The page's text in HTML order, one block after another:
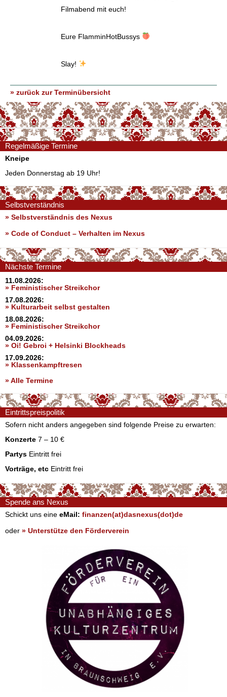
Filmabend mit euch!
Eure FlamminHotBussys
Slay!
» zurück zur Terminübersicht
Regelmäßige Termine
Kneipe
Jeden Donnerstag ab 19 Uhr!
Selbstverständnis
» Selbstverständnis des Nexus
» Code of Conduct – Verhalten im Nexus
Nächste Termine
11.08.2026:
» Feministischer Streikchor
17.08.2026:
» Kulturarbeit selbst gestalten
18.08.2026:
» Feministischer Streikchor
04.09.2026:
» Oi! Gebroi + Helsinki Blockheads
17.09.2026:
» Klassenkampftresen
» Alle Termine
Eintrittspreispolitik
Sofern nicht anders angegeben sind folgende Preise zu erwarten:
Konzerte 7 – 10 €
Partys Eintritt frei
Vorträge, etc Eintritt frei
Spende ans Nexus
Schickt uns eine eMail: finanzen(at)dasnexus(dot)de
oder » Unterstütze den Förderverein